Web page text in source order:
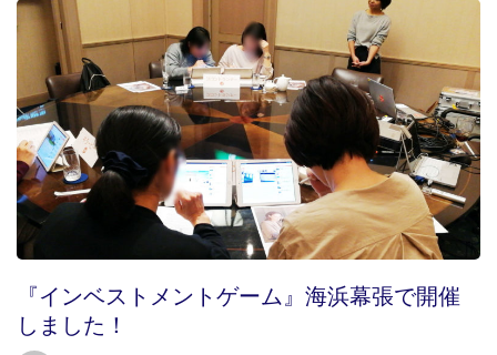
『インベストメントゲーム』海浜幕張で開催
しました！